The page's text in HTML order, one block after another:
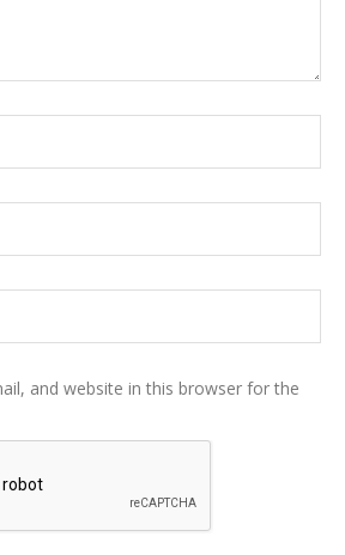
and website in this browser for the